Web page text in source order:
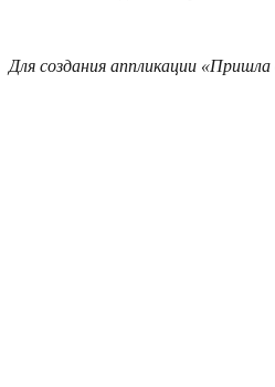
Для создания аппликации «Пришла